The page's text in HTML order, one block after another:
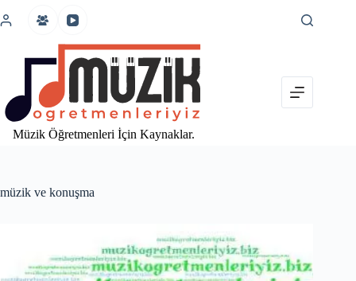
atla
Müzik Öğretmenleri İçin Kaynaklar.
müzik ve konuşma